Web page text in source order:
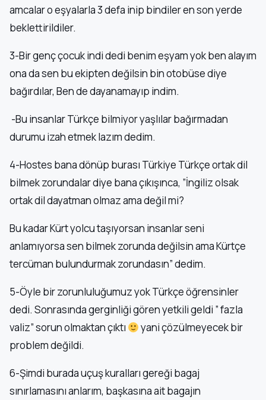
amcalar o eşyalarla 3 defa inip bindiler en son yerde
beklettirildiler.
3-Bir genç çocuk indi dedi benim eşyam yok ben alayım
ona da sen bu ekipten değilsin bin otobüse diye
bağırdılar, Ben de dayanamayıp indim.
-Bu insanlar Türkçe bilmiyor yaşlılar bağırmadan
durumu izah etmek lazım dedim.
4-Hostes bana dönüp burası Türkiye Türkçe ortak dil
bilmek zorundalar diye bana çıkışınca, ”İngiliz olsak
ortak dil dayatman olmaz ama değil mi?
Bu kadar Kürt yolcu taşıyorsan insanlar seni
anlamıyorsa sen bilmek zorunda değilsin ama Kürtçe
tercüman bulundurmak zorundasın” dedim.
5-Öyle bir zorunluluğumuz yok Türkçe öğrensinler
dedi. Sonrasında gerginliği gören yetkili geldi ” fazla
valiz” sorun olmaktan çıktı
yani çözülmeyecek bir
problem değildi.
6-Şimdi burada uçuş kuralları gereği bagaj
sınırlamasını anlarım, başkasına ait bagajın